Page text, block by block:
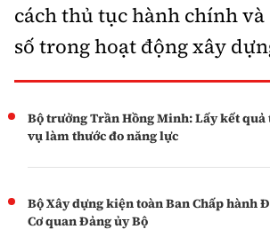
cách thủ tục hành chính
số trong hoạt động xây
Bộ trưởng Trần Hồng Minh: Lấy kết
vụ làm thước đo năng lực
Bộ Xây dựng kiện toàn Ban Chấp hành
Cơ quan Đảng ủy Bộ